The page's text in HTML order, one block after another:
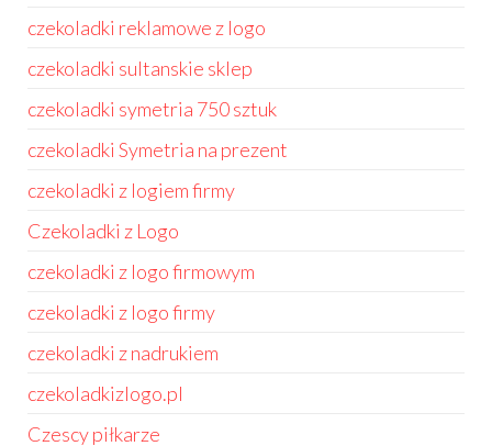
czekoladki reklamowe z logo
czekoladki sultanskie sklep
czekoladki symetria 750 sztuk
czekoladki Symetria na prezent
czekoladki z logiem firmy
Czekoladki z Logo
czekoladki z logo firmowym
czekoladki z logo firmy
czekoladki z nadrukiem
czekoladkizlogo.pl
Czescy piłkarze